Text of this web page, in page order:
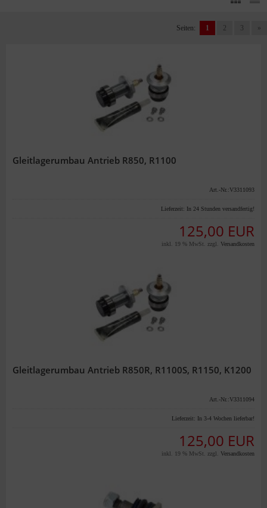
Seiten: 1 2 3 »
Gleitlagerumbau Antrieb R850, R1100
Art.-Nr.:V3311093
Lieferzeit: In 24 Stunden versandfertig!
125,00 EUR
inkl. 19 % MwSt. zzgl. Versandkosten
Gleitlagerumbau Antrieb R850R, R1100S, R1150, K1200
Art.-Nr.:V3311094
Lieferzeit: In 3-4 Wochen lieferbar!
125,00 EUR
inkl. 19 % MwSt. zzgl. Versandkosten